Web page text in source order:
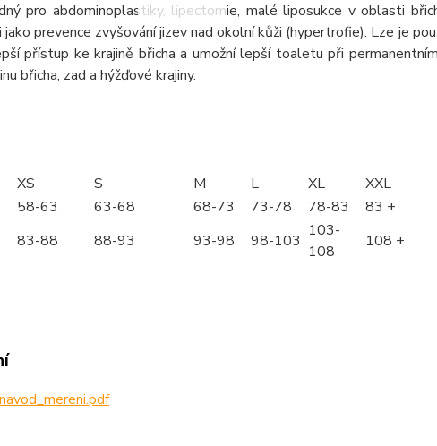
pro abdominoplastiky, lipectomie, malé liposukce v oblasti
jako prevence zvyšování jizev nad okolní kůži (hypertrofie). Lze je
přístup ke krajině břicha a umožní lepší toaletu při
břicha, zad a hýžďové krajiny.
XS S M L XL
XXL
58-63 63-68 68-73 73-78 78-83
83 +
83-88 88-93 93-98 98-103
103-
108
108 +